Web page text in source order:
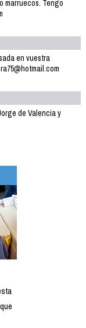
marruecos. Tengo
en vuestra
de Valencia y